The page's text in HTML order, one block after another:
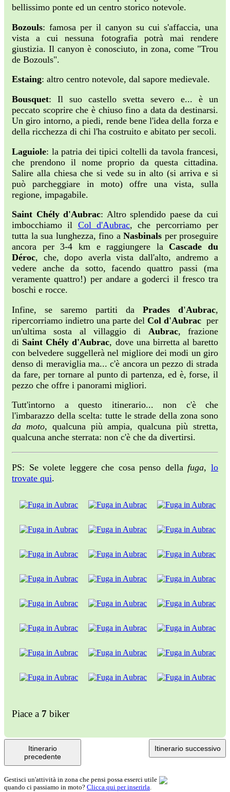
bellissimo ponte ed un centro storico notevole.
Bozouls: famosa per il canyon su cui s'affaccia, una
vista a cui nessuna fotografia potrà mai rendere
giustizia. Il canyon è conosciuto, in zona, come "Trou
de Bozouls".
Estaing: altro centro notevole, dal sapore medievale.
Bousquet: Il suo castello svetta severo e... è un
peccato scoprire che è chiuso fino a data da destinarsi.
Un giro intorno, a piedi, rende bene l'idea della forza e
della ricchezza di chi l'ha costruito e abitato per secoli.
Laguiole: la patria dei tipici coltelli da tavola francesi,
che prendono il nome proprio da questa cittadina.
Salire alla chiesa che si vede su in alto (si arriva e si
può parcheggiare in moto) offre una vista, sulla
regione, impagabile.
Saint Chély d'Aubrac: Altro splendido paese da cui
imbocchiamo il Col d'Aubrac, che percorriamo per
tutta la sua lunghezza, fino a Nasbinals per proseguire
ancora per 3-4 km e raggiungere la Cascade du
Déroc, che, dopo averla vista dall'alto, andremo a
vedere anche da sotto, facendo quattro passi (ma
veramente quattro!) per andare a goderci il fresco tra
boschi e rocce.
Infine, se saremo partiti da Prades d'Aubrac,
ripercorriamo indietro una parte del Col d'Aubrac per
un'ultima sosta al villaggio di Aubrac, frazione
di Saint Chély d'Aubrac, dove una birretta al baretto
con belvedere suggellerà nel migliore dei modi un giro
denso di meraviglia ma... c'è ancora un pezzo di strada
da fare, per tornare al punto di partenza, ed è, forse, il
pezzo che offre i panorami migliori.
Tutt'intorno a questo itinerario... non c'è che
l'imbarazzo della scelta: tutte le strade della zona sono
da moto, qualcuna più ampia, qualcuna più stretta,
qualcuna anche sterrata: non c'è che da divertirsi.
PS: Se volete leggere che cosa penso della fuga,lo
trovate qui.
Piace a 7 biker
Itinerario
precedente
Itinerario successivo
Gestisci un'attività in zona che pensi possa esserci utile
quando ci passiamo in moto? Clicca qui per inserirla.